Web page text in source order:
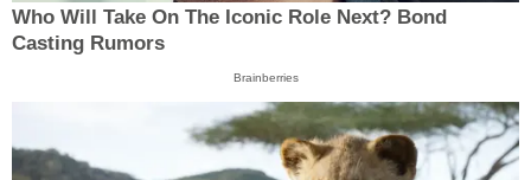
Who Will Take On The Iconic Role Next? Bond
Casting Rumors
Brainberries